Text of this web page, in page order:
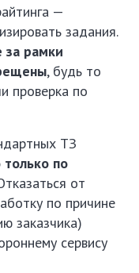
—
задания.
рамки
, будь то
проверка по
ТЗ
по
от
по причине
заказчика)
сервису